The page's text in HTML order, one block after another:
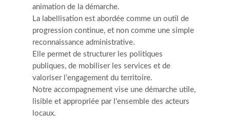
animation de la démarche.
La labellisation est abordée comme un outil de
progression continue, et non comme une simple
reconnaissance administrative.
Elle permet de structurer les politiques
publiques, de mobiliser les services et de
valoriser l’engagement du territoire.
Notre accompagnement vise une démarche utile,
lisible et appropriée par l’ensemble des acteurs
locaux.